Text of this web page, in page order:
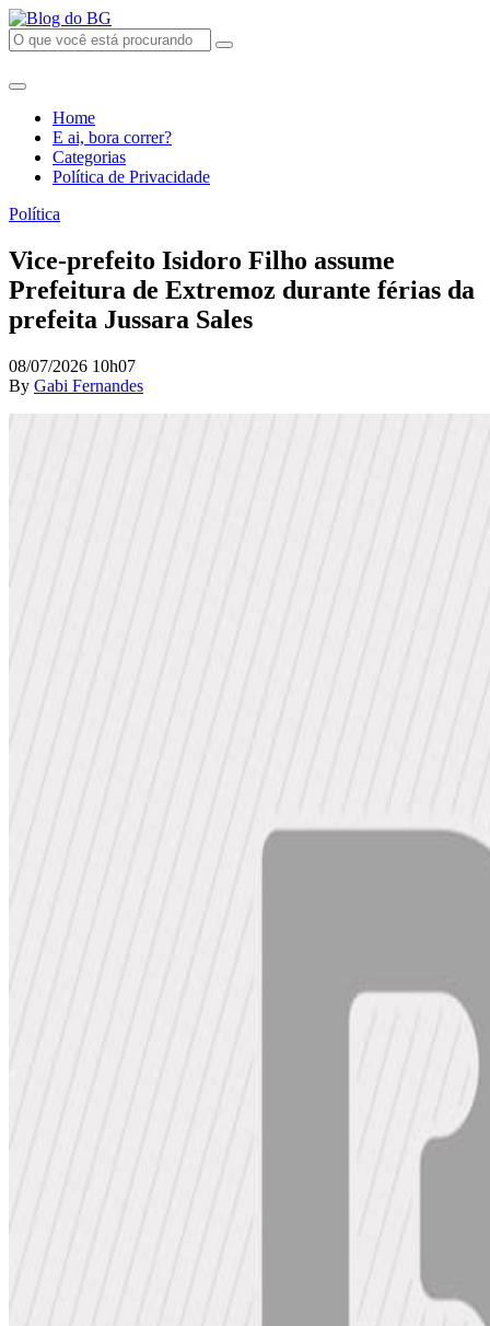
Home
E ai, bora correr?
Categorias
Política de Privacidade
Política
Vice-prefeito Isidoro Filho assume
Prefeitura de Extremoz durante férias da
prefeita Jussara Sales
08/07/2026 10h07
By Gabi Fernandes